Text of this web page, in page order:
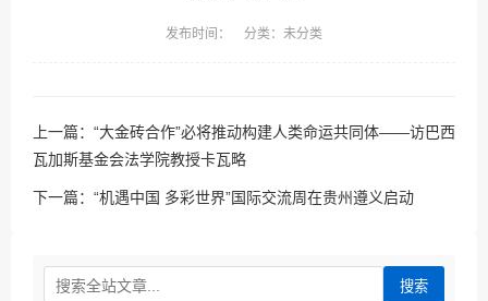
发布时间： 分类：未分类
上一篇： “大金砖合作”必将推动构建人类命运共同体——访巴西
瓦加斯基金会法学院教授卡瓦略
下一篇： “机遇中国 多彩世界”国际交流周在贵州遵义启动
搜索